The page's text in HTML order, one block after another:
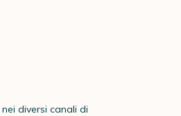
diversi canali di